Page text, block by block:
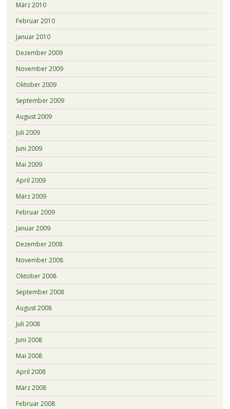
März 2010
Februar 2010
Januar 2010
Dezember 2009
November 2009
Oktober 2009
September 2009
August 2009
Juli 2009
Juni 2009
Mai 2009
April 2009
März 2009
Februar 2009
Januar 2009
Dezember 2008
November 2008
Oktober 2008
September 2008
August 2008
Juli 2008
Juni 2008
Mai 2008
April 2008
März 2008
Februar 2008